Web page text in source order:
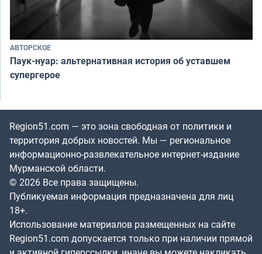
АВТОРСКОЕ
Паук-нуар: альтернативная история об уставшем
супергерое
Region51.com — это зона свободная от политики и
территория добрых новостей. Мы — региональное
информационно-развлекательное интернет-издание
Мурманской области.
© 2026 Все права защищены.
Публикуемая информация предназначена для лиц
18+.
Использование материалов размещенных на сайте
Region51.com допускается только при наличии прямой